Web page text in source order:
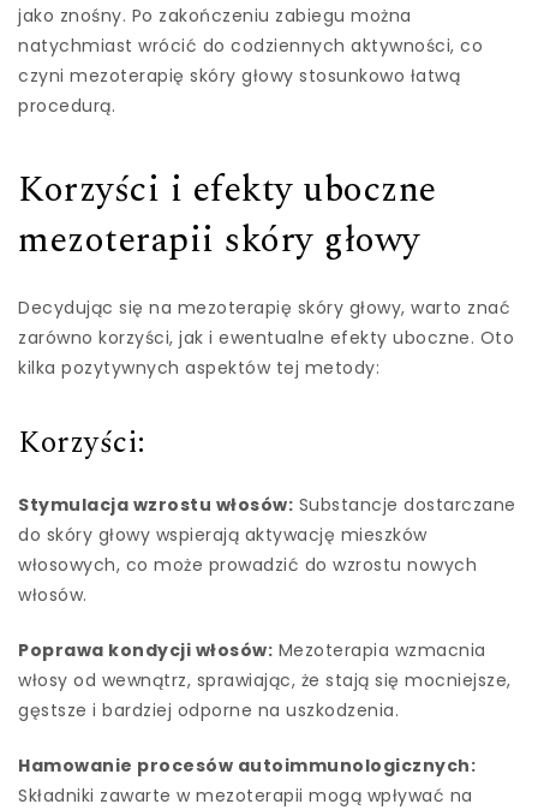
jako znośny. Po zakończeniu zabiegu można
natychmiast wrócić do codziennych aktywności, co
czyni mezoterapię skóry głowy stosunkowo łatwą
procedurą.
Korzyści i efekty uboczne
mezoterapii skóry głowy
Decydując się na mezoterapię skóry głowy, warto znać
zarówno korzyści, jak i ewentualne efekty uboczne. Oto
kilka pozytywnych aspektów tej metody:
Korzyści:
Stymulacja wzrostu włosów: Substancje dostarczane
do skóry głowy wspierają aktywację mieszków
włosowych, co może prowadzić do wzrostu nowych
włosów.
Poprawa kondycji włosów: Mezoterapia wzmacnia
włosy od wewnątrz, sprawiając, że stają się mocniejsze,
gęstsze i bardziej odporne na uszkodzenia.
Hamowanie procesów autoimmunologicznych:
Składniki zawarte w mezoterapii mogą wpływać na